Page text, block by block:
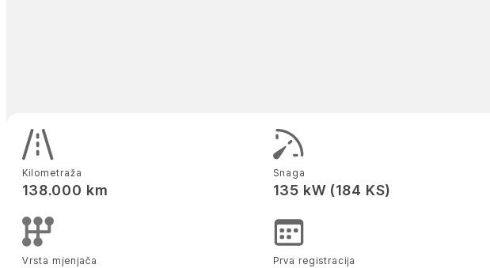
Kilometraža
138.000 km
Snaga
135 kW (184 KS)
Vrsta mjenjača Prva registracija